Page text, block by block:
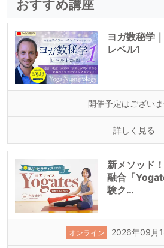
おすすめ講座
ヨガ数秘学
レベル1
開催予定はござい
詳しく見る
新メソッド
融合「
験ク…
オンライン 2026年09月